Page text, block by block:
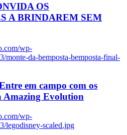
OS
A BRINDAREM SEM
wp-
monte-da-bemposta-bemposta-final-
em campo com os
Amazing Evolution
wp-
legodisney-scaled.jpg